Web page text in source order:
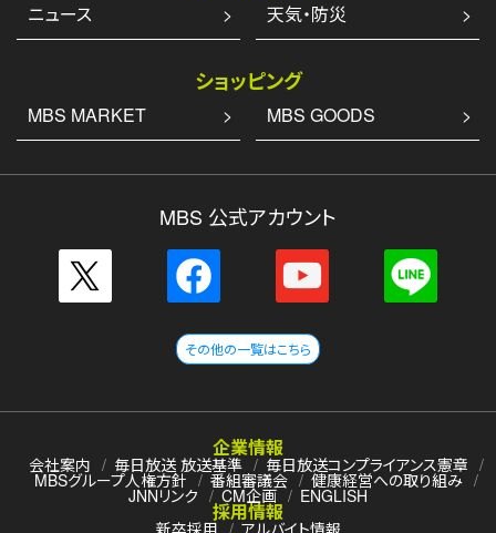
ニュース 天気・防災
ショッピング
MBS MARKET MBS GOODS
MBS 公式アカウント
その他の一覧はこちら
企業情報
会社案内 毎日放送 放送基準 毎日放送コンプライアンス憲章
MBSグループ人権方針 番組審議会 健康経営への取り組み
JNNリンク CM企画 ENGLISH
採用情報